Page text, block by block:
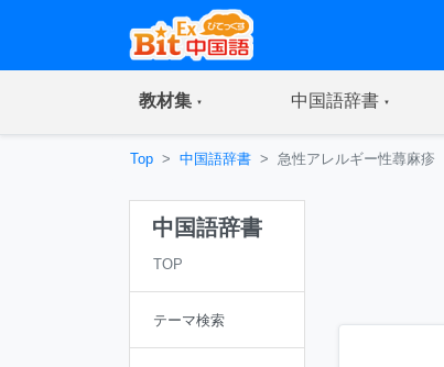
教材集(current) 中国語辞書(current)
Top 中国語辞書 急性アレルギー性蕁麻疹
中国語辞書
TOP
テーマ検索